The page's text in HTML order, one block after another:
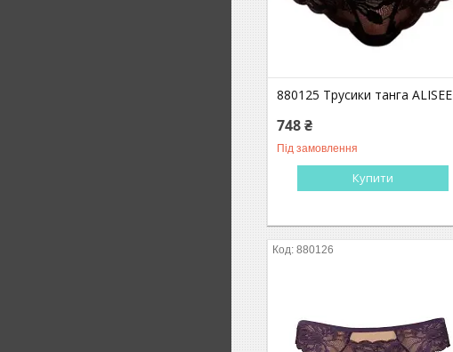
880125 Трусики танга ALISEE
748 ₴
Під замовлення
Купити
880126